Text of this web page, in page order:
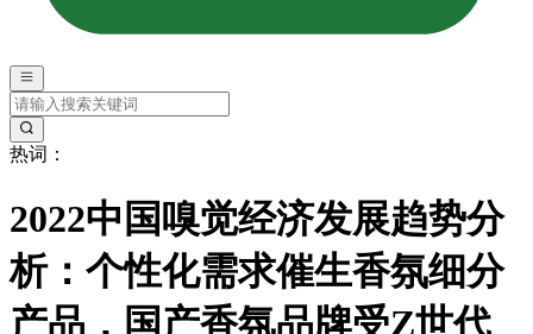
热词：
2022中国嗅觉经济发展趋势分
析：个性化需求催生香氛细分
产品，国产香氛品牌受Z世代